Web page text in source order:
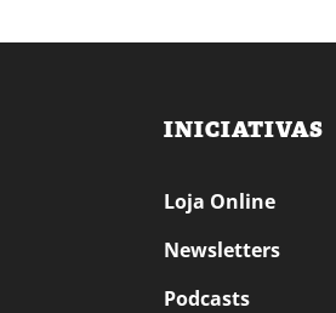
INICIATIVAS
Loja Online
Newsletters
Podcasts